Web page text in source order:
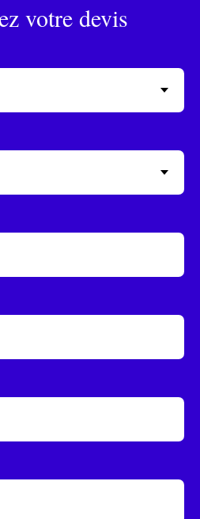
votre devis